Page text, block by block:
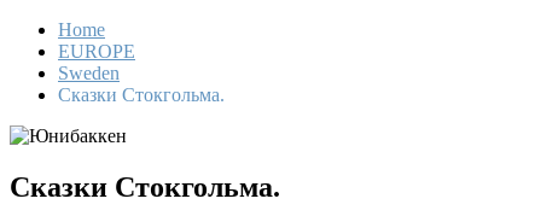
Home
EUROPE
Sweden
Сказки Стокгольма.
Сказки Стокгольма.